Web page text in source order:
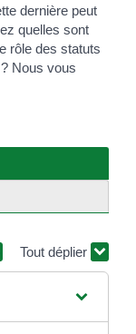
dernière peut
quelles sont
rôle des statuts
Nous vous
Tout déplier